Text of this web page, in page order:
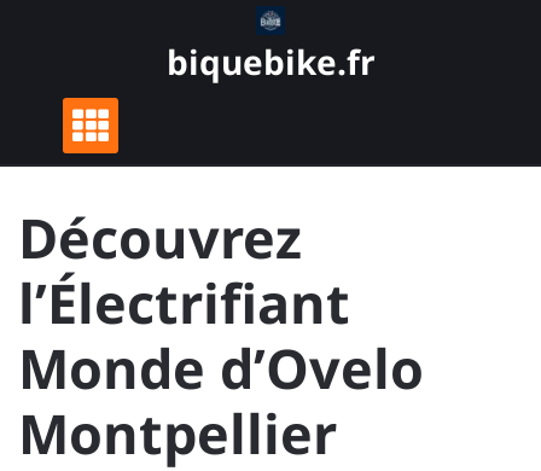
biquebike.fr
Découvrez
l’Électrifiant
Monde d’Ovelo
Montpellier